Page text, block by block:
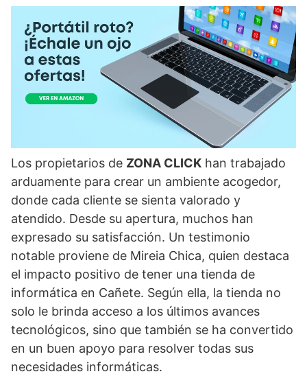
Los propietarios de ZONA CLICK han trabajado
arduamente para crear un ambiente acogedor,
donde cada cliente se sienta valorado y
atendido. Desde su apertura, muchos han
expresado su satisfacción. Un testimonio
notable proviene de Mireia Chica, quien destaca
el impacto positivo de tener una tienda de
informática en Cañete. Según ella, la tienda no
solo le brinda acceso a los últimos avances
tecnológicos, sino que también se ha convertido
en un buen apoyo para resolver todas sus
necesidades informáticas.